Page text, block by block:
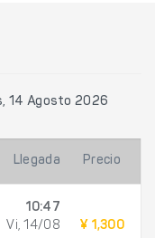
14 Agosto 2026
Llegada Precio
10:47
Vi, 14/08
¥ 1,300